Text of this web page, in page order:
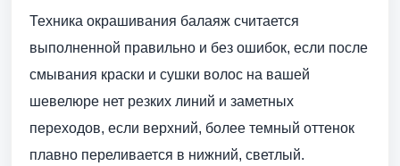
Техника окрашивания балаяж считается
выполненной правильно и без ошибок, если после
смывания краски и сушки волос на вашей
шевелюре нет резких линий и заметных
переходов, если верхний, более темный оттенок
плавно переливается в нижний, светлый.